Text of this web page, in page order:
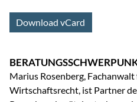
Download vCard
Marius Rosenberg,
Wirtschaftsrecht, ist Partner